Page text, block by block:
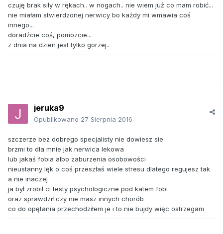
czuję brak siły w rękach.. w nogach.. nie wiem już co mam robić...
nie miałam stwierdzonej nerwicy bo każdy mi wmawia coś
innego...
doradźcie coś, pomozcie...
z dnia na dzien jest tylko gorzej..
jeruka9
Opublikowano 27 Sierpnia 2016
szczerze bez dobrego specjalisty nie dowiesz sie
brzmi to dla mnie jak nerwica lekowa
lub jakaś fobia albo zaburzenia osobowości
nieustanny lęk o coś przeszłaś wiele stresu dlatego regujesz tak
a nie inaczej
ja był zrobił ci testy psychologiczne pod katem fobi
oraz sprawdził czy nie masz innych chorób
co do opętania przechodziłem je i to nie bujdy więc ostrzegam